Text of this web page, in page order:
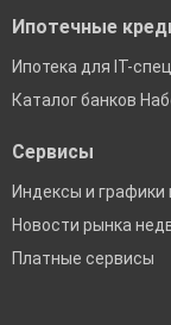
Ипотечные
Ипотека для IT-
Каталог банков
Сервисы
Индексы и графики
Новости рынка
Платные сервисы